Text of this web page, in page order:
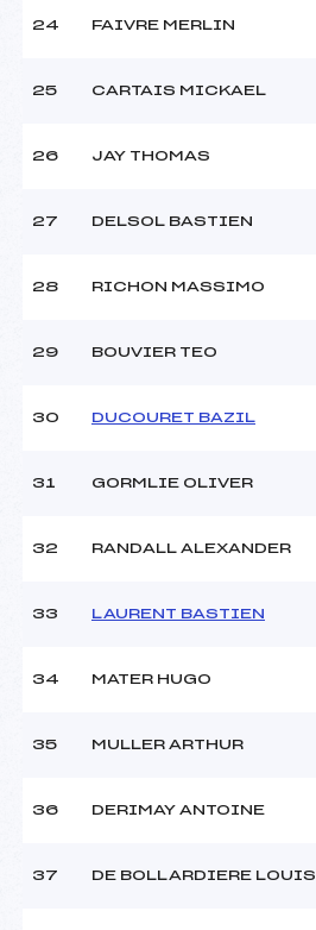
24 FAIVRE MERLIN
25 CARTAIS MICKAEL
26 JAY THOMAS
27 DELSOL BASTIEN
28 RICHON MASSIMO
29 BOUVIER TEO
30 DUCOURET BAZIL
31 GORMLIE OLIVER
32 RANDALL ALEXANDER
33 LAURENT BASTIEN
34 MATER HUGO
35 MULLER ARTHUR
36 DERIMAY ANTOINE
37 DE BOLLARDIERE LOUIS